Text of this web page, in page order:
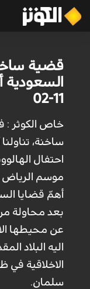
قضية
11-02
خاص الكوثر :
ساخنة،
احتفال
موسم الرياض
أهمّ قضايا
بعد محاولة
عن محيطها
اليه البلاد
الاخلاقية
سلمان.